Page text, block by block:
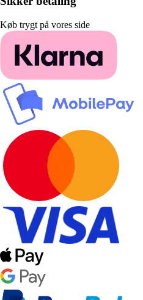
Køb trygt på vores side